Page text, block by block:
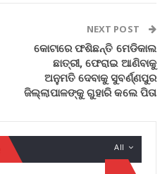
NEXT POST
କୋଟାରେ ଫଶିଛନ୍ତି ମେଡିକାଲ
ଛାତ୍ରୀ, ଫେରାଇ ଆଣିବାକୁ
ଅନୁମତି ଦେବାକୁ ସୁବର୍ଣ୍ଣପୁର
ଜିଲ୍ଲାପାଳଙ୍କୁ ଗୁହାରି କଲେ ପିତା
All